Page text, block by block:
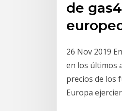
de
26 Nov 2019
en los últimos
precios de los
Europa